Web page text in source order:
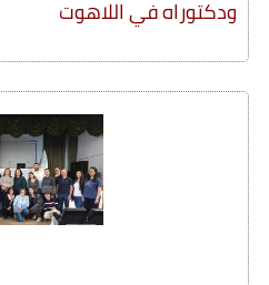
ودكتوراه في اللاهوت